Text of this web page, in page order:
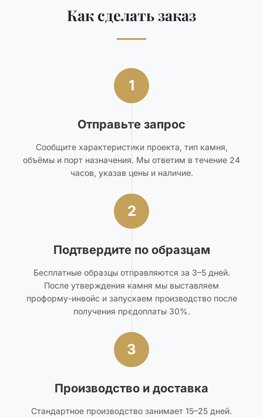
Как сделать заказ
1
Отправьте запрос
Сообщите характеристики проекта, тип камня,
объёмы и порт назначения. Мы ответим в течение 24
часов, указав цены и наличие.
2
Подтвердите по образцам
Бесплатные образцы отправляются за 3–5 дней.
После утверждения камня мы выставляем
проформу-инвойс и запускаем производство после
получения предоплаты 30%.
3
Производство и доставка
Стандартное производство занимает 15–25 дней.